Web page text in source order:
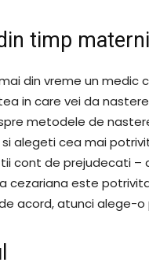
timp
din vreme un medic
in care vei da
metodele de
alegeti cea mai
cont de prejudecati –
cezariana este
acord, atunci alege-